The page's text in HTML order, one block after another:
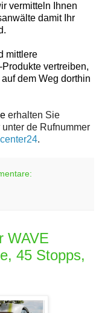
vermitteln Ihnen
damit Ihr
mittlere
vertreiben,
dem Weg dorthin
erhalten Sie
unter de Rufnummer
.
WAVE
45 Stopps,